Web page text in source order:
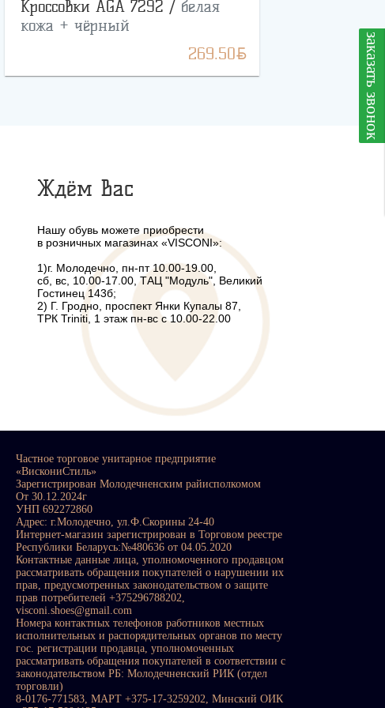
Кроссовки AGA 7292 / белая
кожа + чёрный
269.50BYN заказать звонок
Ждём Вас
Нашу обувь можете приобрести
в розничных магазинах «VISCONI»:
1)г. Молодечно, пн-пт 10.00-19.00,
сб, вс, 10.00-17.00, ТАЦ "Модуль", Великий
Гостинец 143б;
2) Г. Гродно, проспект Янки Купалы 87,
ТРК Triniti, 1 этаж пн-вс с 10.00-22.00
Частное торговое унитарное предприятие
«ВискониСтиль»
Зарегистрирован Молодечненским райисполкомом
От 30.12.2024г
УНП 692272860
Адрес: г.Молодечно, ул.Ф.Скорины 24-40
Интернет-магазин зарегистрирован в Торговом реестре
Республики Беларусь:№480636 от 04.05.2020
Контактные данные лица, уполномоченного продавцом
рассматривать обращения покупателей о нарушении их
прав, предусмотренных законодательством о защите
прав потребителей +375296788202,
visconi.shoes@gmail.com
Номера контактных телефонов работников местных
исполнительных и распорядительных органов по месту
гос. регистрации продавца, уполномоченных
рассматривать обращения покупателей в соответствии с
законодательством РБ: Молодечненский РИК (отдел
торговли)
8-0176-771583, МАРТ +375-17-3259202, Минский ОИК